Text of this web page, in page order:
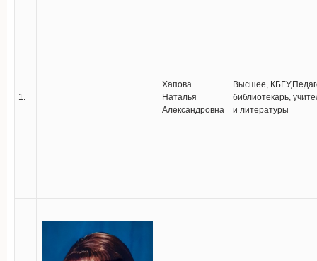
1.
Хапова
Наталья
Александровна
Высшее,
библиотекарь,
и литературы